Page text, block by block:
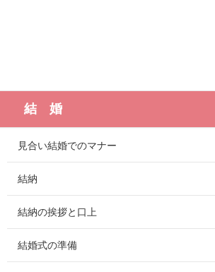
結 婚
見合い結婚でのマナー
結納
結納の挨拶と口上
結婚式の準備